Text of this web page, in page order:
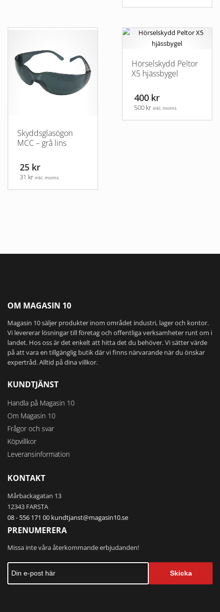
Skyddsglasögon
MCC – grå lins
25 kr
31 kr inkl. moms
Hörselskydd Peltor
X5 hjässbygel
400 kr
500 kr inkl. moms
OM MAGASIN 10
Magasin 10 säljer produkter inom området industri, lager och kontor.
Vi levererar lösningar till företag och offentliga verksamheter runt om i
landet. Hos oss är det enkelt att hitta det du behöver. Vi sätter värde
på att vara en tillgänglig butik där vi finns närvarande när du önskar
expertråd. Alltid på dina villkor.
KUNDTJÄNST
Handla på Magasin 10
Om Magasin 10
Frågor och svar
Köpvillkor
Leveransinformation
KONTAKT
Mårbackagatan 13
12343 FARSTA
08 - 556 171 00 kundtjanst@magasin10.se
PRENUMERERA
Missa inte våra återkommande erbjudanden!
Skicka